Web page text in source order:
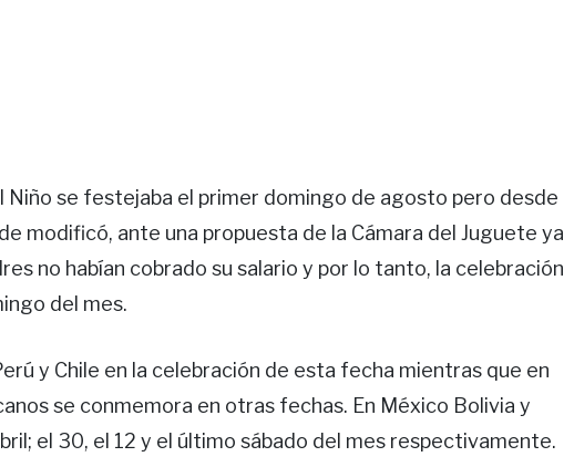
Niño se festejaba el primer domingo de agosto pero desde
modificó, ante una propuesta de la Cámara del Juguete ya
no habían cobrado su salario y por lo tanto, la celebración
del mes.
y Chile en la celebración de esta fecha mientras que en
se conmemora en otras fechas. En México Bolivia y
el 30, el 12 y el último sábado del mes respectivamente.